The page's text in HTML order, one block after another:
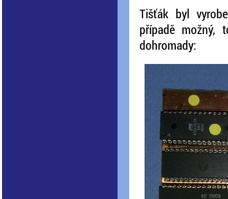
Tišťák byl
případě možný,
dohromady: